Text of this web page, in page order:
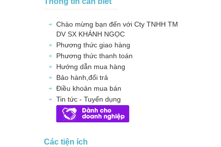
Chào mừng bạn đến với Cty TNHH TM
DV SX KHÁNH NGỌC
Phương thức giao hàng
Phương thức thanh toán
Hướng dẫn mua hàng
Bảo hành,đổi trả
Điều khoản mua bán
Tin tức - Tuyển dụng
Các tiện ích